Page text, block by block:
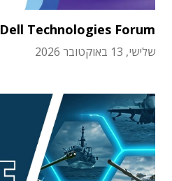
Dell Technologies Forum
שלישי, 13 באוקטובר 2026